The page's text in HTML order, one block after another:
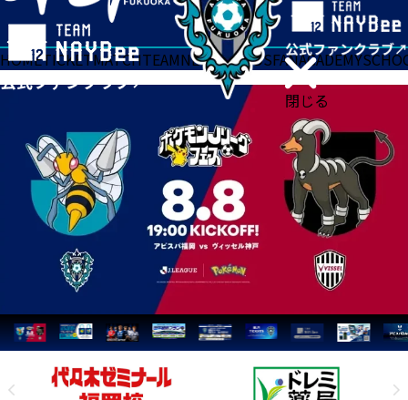
閉じる
HOMETICKETMATCHTEAMNEWSGOODSFANACADEMY